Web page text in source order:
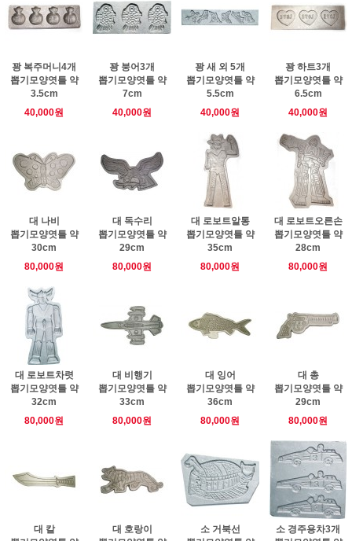
꽝 복주머니4개
뽑기모양엿틀 약
3.5cm
40,000원
꽝 붕어3개
뽑기모양엿틀 약
7cm
40,000원
꽝 새 외 5개
뽑기모양엿틀 약
5.5cm
40,000원
꽝 하트3개
뽑기모양엿틀 약
6.5cm
40,000원
대 나비
뽑기모양엿틀 약
30cm
80,000원
대 독수리
뽑기모양엿틀 약
29cm
80,000원
대 로보트알통
뽑기모양엿틀 약
35cm
80,000원
대 로보트오른손
뽑기모양엿틀 약
28cm
80,000원
대 로보트차렷
뽑기모양엿틀 약
32cm
80,000원
대 비행기
뽑기모양엿틀 약
33cm
80,000원
대 잉어
뽑기모양엿틀 약
36cm
80,000원
대 총
뽑기모양엿틀 약
29cm
80,000원
대 칼
대 호랑이
소 거북선
소 경주용차3개